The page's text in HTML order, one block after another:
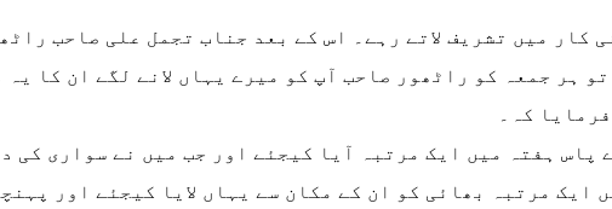
کار میں تشریف لاتے رہے۔ اس کے بعد جناب تجمل علی صاحب
ہر جمعہ کو راٹھور صاحب آپ کو میرے یہاں لانے لگے ان کا
کہ۔
ہفتہ میں ایک مرتبہ آیا کیجئے اور جب میں نے سواری کی
مرتبہ بھائی کو ان کے مکان سے یہاں لایا کیجئے اور